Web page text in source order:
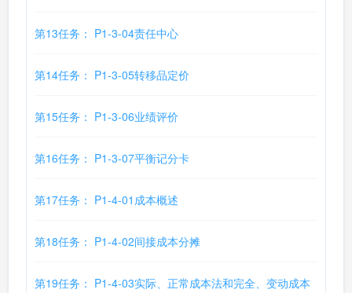
第13任务： P1-3-04责任中心
第14任务： P1-3-05转移品定价
第15任务： P1-3-06业绩评价
第16任务： P1-3-07平衡记分卡
第17任务： P1-4-01成本概述
第18任务： P1-4-02间接成本分摊
第19任务： P1-4-03实际、正常成本法和完全、变动成本